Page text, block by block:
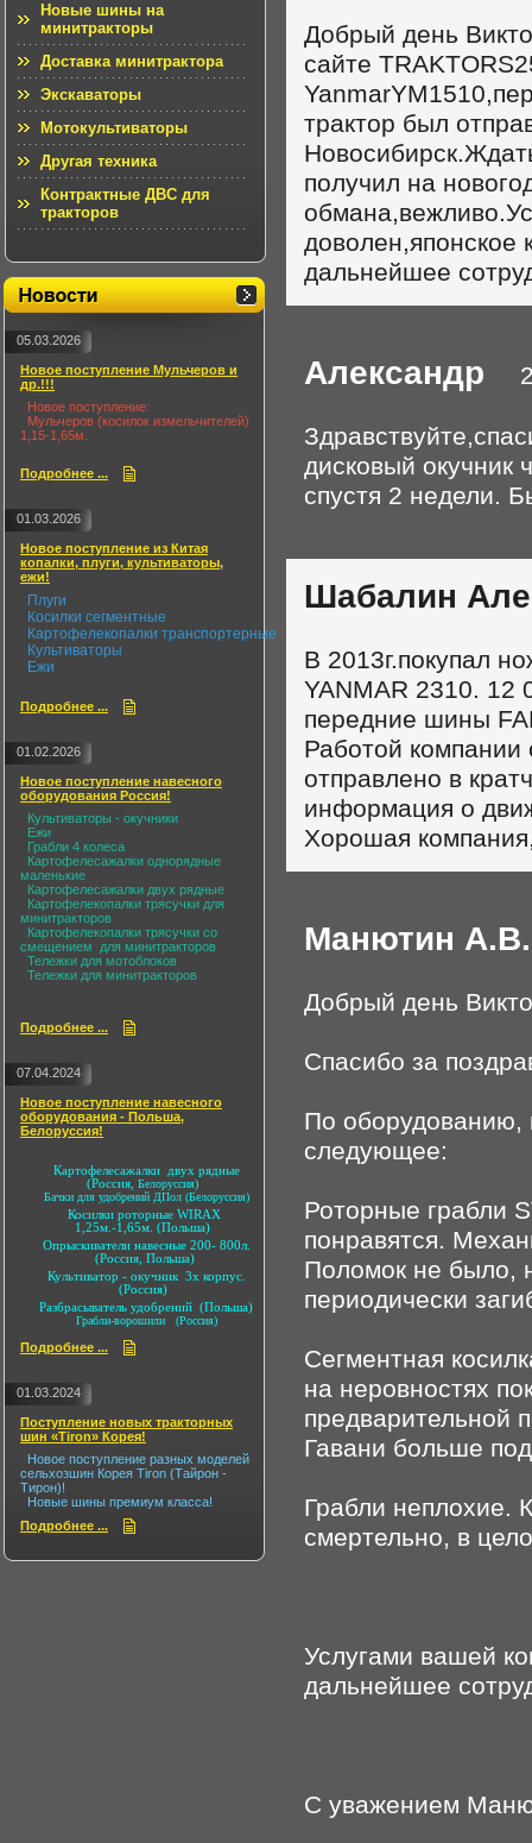
Новые шины на
минитракторы
Доставка минитрактора
Экскаваторы
Мотокультиваторы
Другая техника
Контрактные ДВС для
тракторов
05.03.2026
Новое поступление Мульчеров и
др.!!!
Новое поступление:
Мульчеров (косилок измельчителей)
1,15-1,65м.
Подробнее ...
01.03.2026
Новое поступление из Китая
копалки, плуги, культиваторы,
ежи!
Плуги
Косилки сегментные
Картофелекопалки транспортерные
Культиваторы
Ежи
Подробнее ...
01.02.2026
Новое поступление навесного
оборудования Россия!
Культиваторы - окучники
Ежи
Грабли 4 колеса
Картофелесажалки однорядные
маленькие
Картофелесажалки двух рядные
Картофелекопалки трясучки для
минитракторов
Картофелекопалки трясучки со
смещением для минитракторов
Тележки для мотоблоков
Тележки для минитракторов
Подробнее ...
07.04.2024
Новое поступление навесного
оборудования - Польша,
Белоруссия!
Картофелесажалки двух рядные
(Россия, Белоруссия)
Бачки для удобрений ДПол (Белоруссия)
Косилки роторные WIRAX
1,25м.-1,65м. (Польша)
Опрыскиватели навесные 200- 800л.
(Россия, Польша)
Культиватор - окучник 3х корпус.
(Россия)
Разбрасыватель удобрений (Польша)
Грабли-ворошили (Россия)
Подробнее ...
01.03.2024
Поступление новых тракторных
шин «Tiron» Корея!
Новое поступление разных моделей
сельхозшин Корея Tiron (Тайрон -
Тирон)!
Новые шины премиум класса!
Подробнее ...
Добрый день
сайте
трактор был
получил на
доволен,японское
дальнейшее
Александр
дисковый окучник
спустя 2 недели.
Шабалин
В 2013г.покупал
YANMAR 2310. 12
передние шины
Работой компании
отправлено в
информация о
Хорошая
Манютин А.В.
Добрый день
Спасибо за
По оборудованию,
следующее:
Роторные грабли
понравятся.
Поломок не было,
периодически
Сегментная
на неровностях
предварительной
Гавани больше
Грабли неплохие.
смертельно, в
Услугами вашей
дальнейшее
С уважением